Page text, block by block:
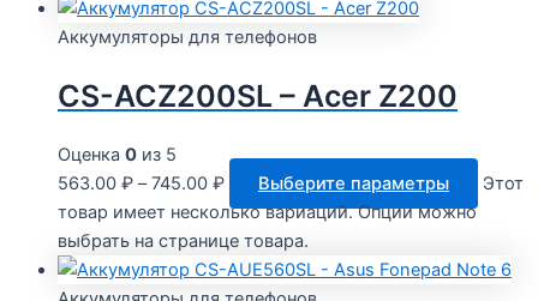
Аккумуляторы для телефонов
CS-ACZ200SL – Acer Z200
Оценка 0 из 5
563.00 ₽ –745.00 ₽ Выберите параметры
Этот
товар имеет несколько вариаций. Опции можно
выбрать на странице товара.